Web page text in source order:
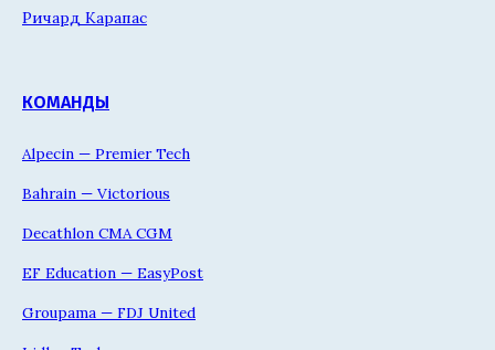
Ричард Карапас
КОМАНДЫ
Alpecin — Premier Tech
Bahrain — Victorious
Decathlon CMA CGM
EF Education — EasyPost
Groupama — FDJ United